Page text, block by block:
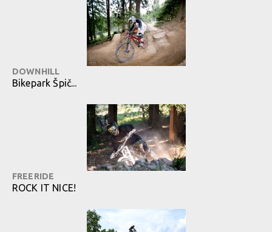
DOWNHILL
Bikepark Špič...
FREERIDE
ROCK IT NICE!